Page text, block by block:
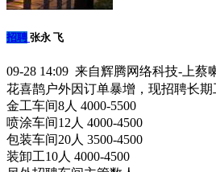
招聘 张永 飞
09-28 14:09 来自辉腾网络科技-上蔡
花喜鹊户外因订单暴增，现招聘长期
金工车间8人 4000-5500
喷涂车间12人 4000-4500
包装车间20人 3500-4500
装卸工10人 4000-4500